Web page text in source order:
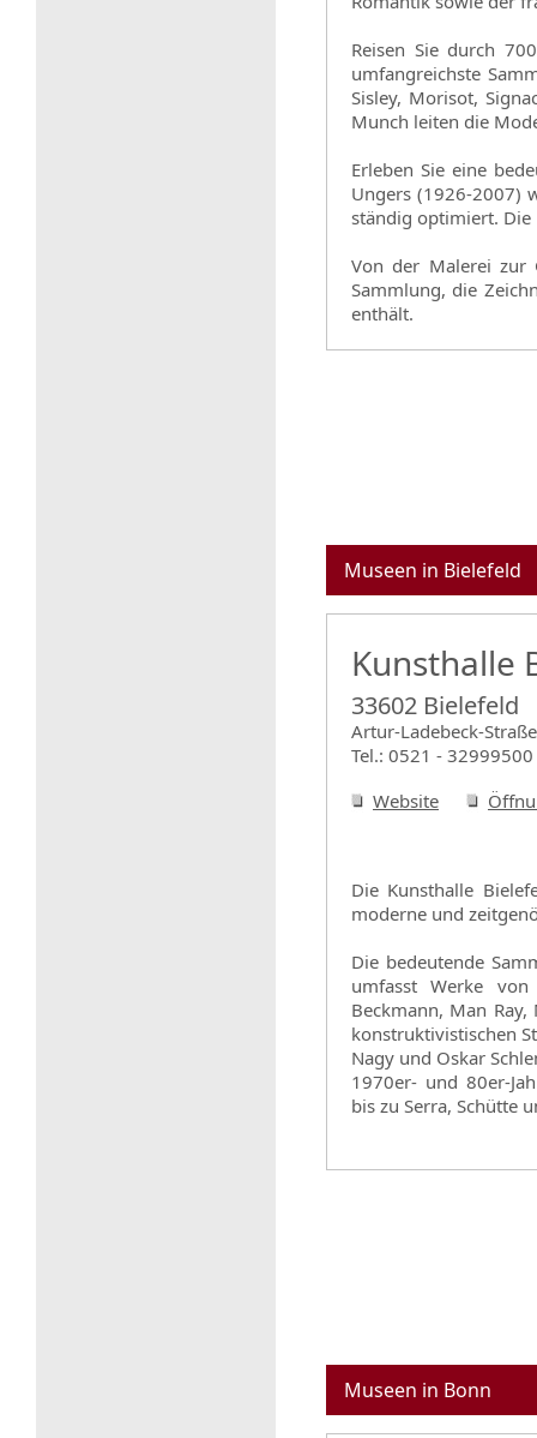
Reisen Sie durch
umfangreichste
Sisley, Morisot,
Munch leiten die
Erleben Sie eine
Ungers (1926-2007)
ständig optimiert.
Von der Malerei zur
Sammlung, die
enthält.
Museen in Bielefeld
Kunsthalle
33602 Bielefeld
Artur-Ladebeck-
Tel.: 0521 - 32999500
Website
Die Kunsthalle
moderne und
Die bedeutende
umfasst Werke
Beckmann, Man
konstruktivistischen
Nagy und Oskar
1970er- und 80er-
bis zu Serra, Schütte
Museen in Bonn